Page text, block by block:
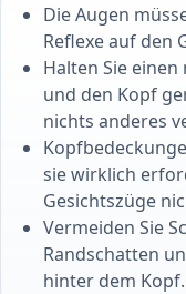
Die Augen
Reflexe auf den
Halten Sie
und den Kopf
nichts anderes
sie wirklich
Gesichtszüge
Vermeiden Sie
Randschatten
hinter dem Kopf.